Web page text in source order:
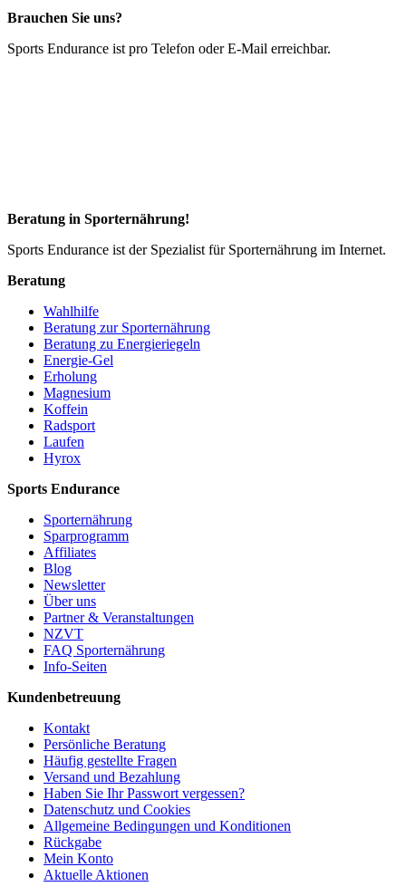
Brauchen Sie uns?
Sports Endurance ist pro Telefon oder E-Mail erreichbar.
Beratung in Sporternährung!
Sports Endurance ist der Spezialist für Sporternährung im Internet.
Beratung
Wahlhilfe
Beratung zur Sporternährung
Beratung zu Energieriegeln
Energie-Gel
Erholung
Magnesium
Koffein
Radsport
Laufen
Hyrox
Sports Endurance
Sporternährung
Sparprogramm
Affiliates
Blog
Newsletter
Über uns
Partner & Veranstaltungen
NZVT
FAQ Sporternährung
Info-Seiten
Kundenbetreuung
Kontakt
Persönliche Beratung
Häufig gestellte Fragen
Versand und Bezahlung
Haben Sie Ihr Passwort vergessen?
Datenschutz und Cookies
Allgemeine Bedingungen und Konditionen
Rückgabe
Mein Konto
Aktuelle Aktionen